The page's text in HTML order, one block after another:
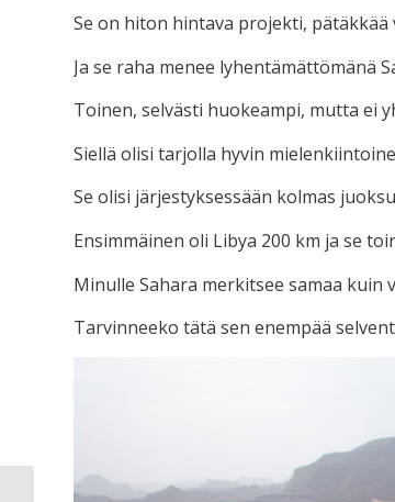
Se on hiton hintava projekti, pätäkkää
Ja se raha menee lyhentämättömänä
Toinen, selvästi huokeampi, mutta ei
Siellä olisi tarjolla hyvin
Se olisi järjestyksessään kolmas
Ensimmäinen oli Libya 200 km ja se
Minulle Sahara merkitsee samaa kuin
Tarvinneeko tätä sen enempää